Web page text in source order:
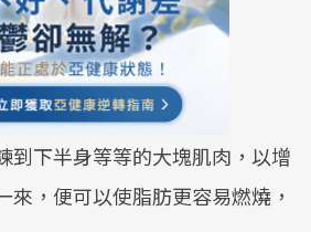
到下半身等等的大塊肌肉，以增
來，便可以使脂肪更容易燃燒，